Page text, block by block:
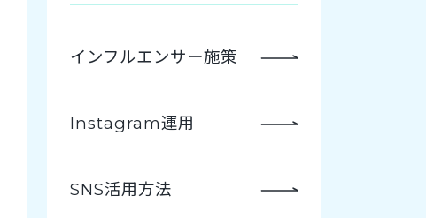
インフルエンサー施策
Instagram運用
SNS活用方法